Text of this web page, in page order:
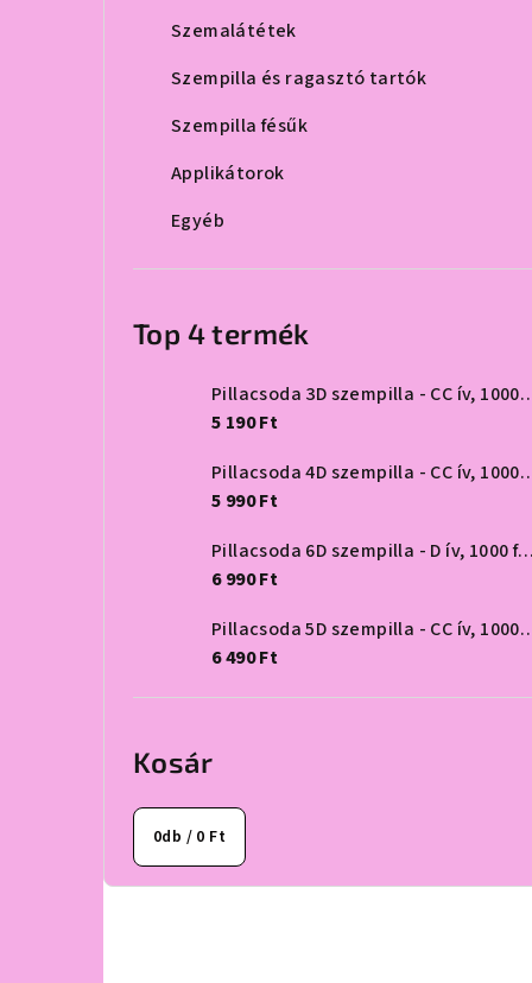
Szemalátétek
Szempilla és ragasztó tartók
Szempilla fésűk
Applikátorok
Egyéb
Top 4 termék
Pillacsoda 3D
5 190 Ft
Pillacsoda 4D
5 990 Ft
Pillacsoda 6D szempilla - D ív, 1000 fan
6 990 Ft
Pillacsoda 5D
6 490 Ft
Kosár
0db / 0 Ft